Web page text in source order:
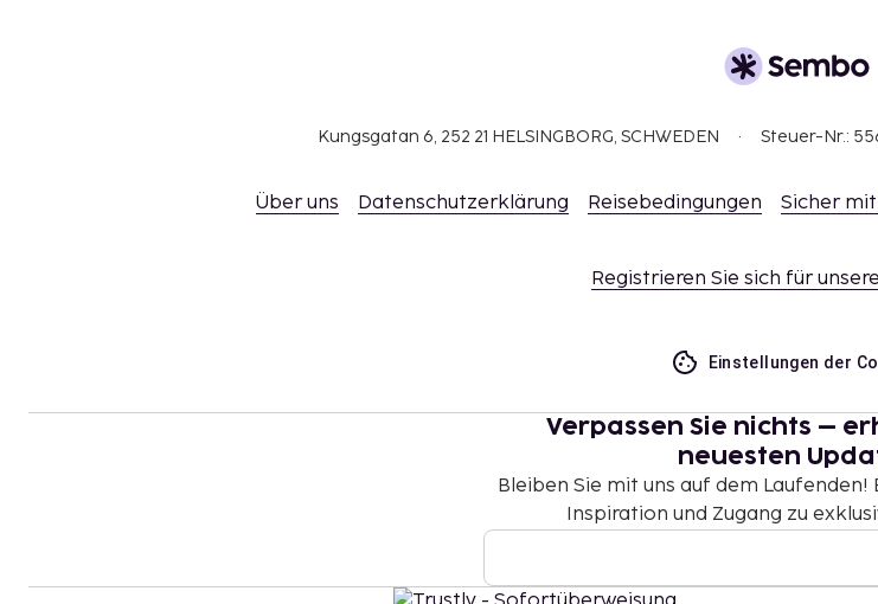
Kungsgatan 6, 252 21 HELSINGBORG, SCHWEDEN Steuer-Nr.:
Über uns Datenschutzerklärung Reisebedingungen Sicher
Registrieren Sie sich für
Einstellungen der
Verpassen Sie nichts –
neuesten
Bleiben Sie mit uns auf dem Laufenden!
Inspiration und Zugang zu